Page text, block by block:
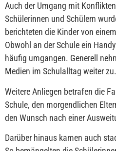
Auch der Umgang mit
Schülerinnen und Schülern
berichteten die Kinder von
Obwohl an der Schule ein
häufig umgangen. Generell
Medien im Schulalltag weiter zu.
Weitere Anliegen betrafen die
Schule, den morgendlichen
den Wunsch nach einer
Darüber hinaus kamen auch